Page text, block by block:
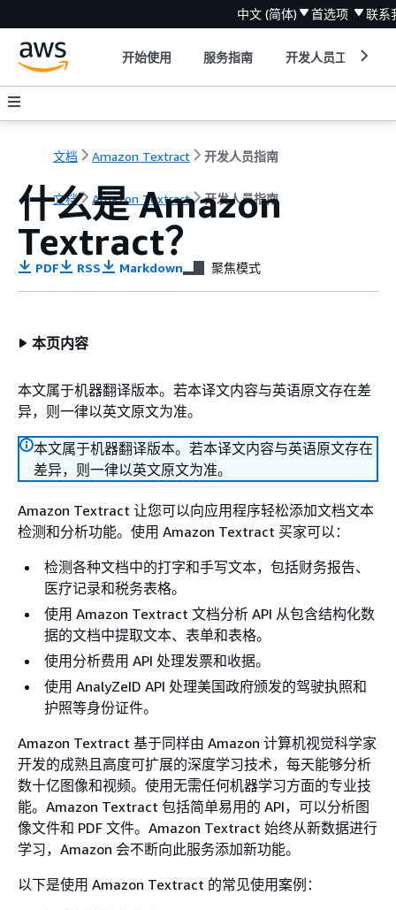
中文 (简体) 首选项 联系
开始使用 服务指南 开发人员工具
文档 Amazon Textract 开发人员指南
文档 Amazon Textract 开发人员指南
什么是 Amazon
Textract？
PDF RSS Markdown 聚焦模式
本页内容
本文属于机器翻译版本。若本译文内容与英语原文存在差
异，则一律以英文原文为准。
本文属于机器翻译版本。若本译文内容与英语原文存在
差异，则一律以英文原文为准。
Amazon Textract 让您可以向应用程序轻松添加文档文本
检测和分析功能。使用 Amazon Textract 买家可以：
检测各种文档中的打字和手写文本，包括财务报告、
医疗记录和税务表格。
使用 Amazon Textract 文档分析 API 从包含结构化数
据的文档中提取文本、表单和表格。
使用分析费用 API 处理发票和收据。
使用 AnalyZeID API 处理美国政府颁发的驾驶执照和
护照等身份证件。
Amazon Textract 基于同样由 Amazon 计算机视觉科学家
开发的成熟且高度可扩展的深度学习技术，每天能够分析
数十亿图像和视频。使用无需任何机器学习方面的专业技
能。Amazon Textract 包括简单易用的 API，可以分析图
像文件和 PDF 文件。Amazon Textract 始终从新数据进行
学习，Amazon 会不断向此服务添加新功能。
以下是使用 Amazon Textract 的常见使用案例：